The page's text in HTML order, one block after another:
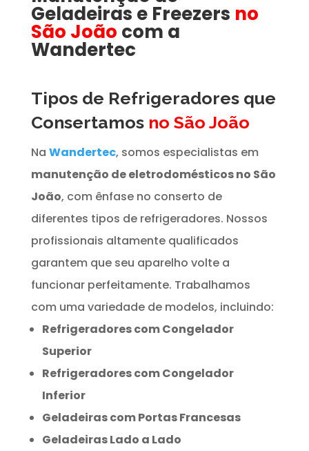
Geladeiras e Freezers no
São João com a
Wandertec
Tipos de Refrigeradores que
Consertamos no São João
Na Wandertec, somos especialistas em
manutenção de eletrodomésticos no São
João, com ênfase no conserto de
diferentes tipos de refrigeradores. Nossos
profissionais altamente qualificados
garantem que seu aparelho volte a
funcionar perfeitamente. Trabalhamos
com uma variedade de modelos, incluindo:
Refrigeradores com Congelador
Superior
Refrigeradores com Congelador
Inferior
Geladeiras com Portas Francesas
Geladeiras Lado a Lado